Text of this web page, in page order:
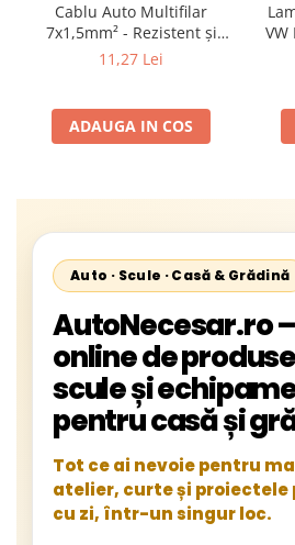
Cablu Auto Multifilar
7x1,5mm² - Rezistent și
Flexibil pentru Remorci 12V-
11,27 Lei
ADAUGA IN COS
VW
Auto · Scule · Casă & Grădină
AutoNecesar.ro
online de
scule și
pentru casă și
Tot ce ai nevoie pentru
atelier, curte și proiectele
cu zi, într-un singur loc.